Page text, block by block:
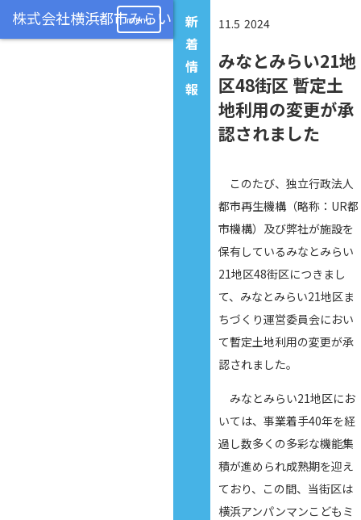
menu
新
着
情
報
11.5 2024
みなとみらい21地
区48街区 暫定土
地利用の変更が承
認されました
このたび、独立行政法人
都市再生機構（略称：UR都
市機構）及び弊社が施設を
保有しているみなとみらい
21地区48街区につきまし
て、みなとみらい21地区ま
ちづくり運営委員会におい
て暫定土地利用の変更が承
認されました。
みなとみらい21地区にお
いては、事業着手40年を経
過し数多くの多彩な機能集
積が進められ成熟期を迎え
ており、この間、当街区は
横浜アンパンマンこどもミ